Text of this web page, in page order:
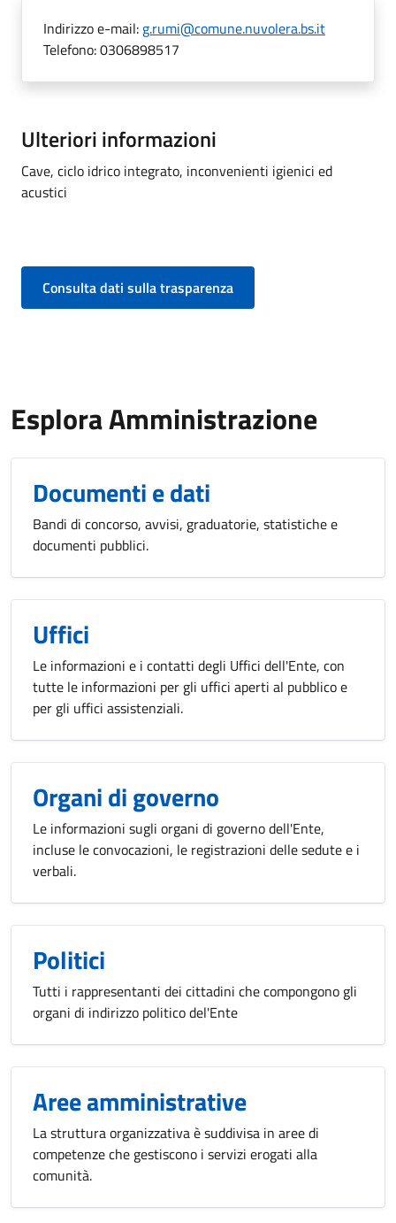
Indirizzo e-mail: g.rumi@comune.nuvolera.bs.it
Telefono:0306898517
Ulteriori informazioni
Cave, ciclo idrico integrato, inconvenienti igienici ed
acustici
Consulta dati sulla trasparenza
Esplora Amministrazione
Documenti e dati
Bandi di concorso, avvisi, graduatorie, statistiche e
documenti pubblici.
Uffici
Le informazioni e i contatti degli Uffici dell'Ente, con
tutte le informazioni per gli uffici aperti al pubblico e
per gli uffici assistenziali.
Organi di governo
Le informazioni sugli organi di governo dell'Ente,
incluse le convocazioni, le registrazioni delle sedute e i
verbali.
Politici
Tutti i rappresentanti dei cittadini che compongono gli
organi di indirizzo politico del'Ente
Aree amministrative
La struttura organizzativa è suddivisa in aree di
competenze che gestiscono i servizi erogati alla
comunità.